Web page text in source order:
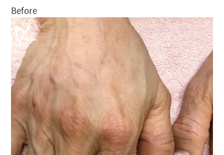
Before